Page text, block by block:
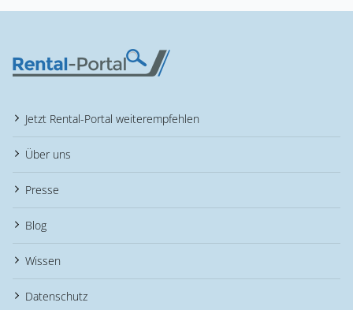
Jetzt Rental-Portal weiterempfehlen
Über uns
Presse
Blog
Wissen
Datenschutz